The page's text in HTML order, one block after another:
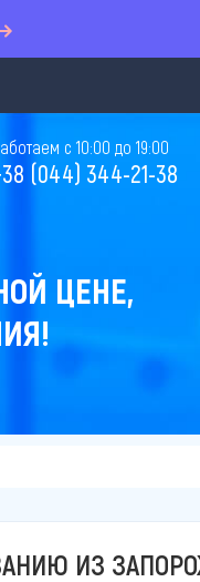
с 10:00 до 19:00
(044) 344-21-38
ЦЕНЕ,
ИЗ